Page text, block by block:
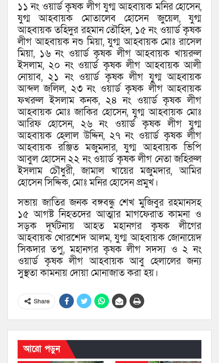
১১ নং ওয়ার্ড কৃষক লীগ যুগ্ম আহবায়ক মনির হোসেন,
যুগ্ম আহবায়ক মোতালেব হোসেন জুয়েল, যুগ্ম
আহবায়ক তহিদুর রহমান তৌহিদ, ১৫ নং ওয়ার্ড কৃষক
লীগ আহবায়ক নশু মিয়া, যুগ্ম আহবায়ক মোঃ রাসেল
মিয়া, ১৬ নং ওয়ার্ড কৃষক লীগ আহবায়ক খায়রুল
ইসলাম, ২০ নং ওয়ার্ড কৃষক লীগ আহবায়ক আলী
নোয়াব, ২১ নং ওয়ার্ড কৃষক লীগ যুগ্ম আহবায়ক
আব্দল জলিল, ২৩ নং ওয়ার্ড কৃষক লীগ আহবায়ক
ফখরুল ইসলাম কনক, ২৪ নং ওয়ার্ড কৃষক লীগ
আহবায়ক মোঃ জাকির হোসেন, যুগ্ম আহবায়ক মোঃ
আরিফ হোসেন, ২৬ নং ওয়ার্ড কৃষক লীগ যুগ্ম
আহবায়ক হেলাল উদ্দিন, ২৭ নং ওয়ার্ড কৃষক লীগ
আহবায়ক রঞ্জিত মজুমদার, যুগ্ম আহবায়ক ভিপি
আবুল হোসেন ২২ নং ওয়ার্ড কৃষক লীগ নেতা জহিরুল
ইসলাম চৌধুরী, জামাল খায়ের মজুমদার, আমির
হোসেন সিদ্দিক, মোঃ মনির হোসেন প্রমুখ।
সভায় জাতির জনক বঙ্গবন্ধু শেখ মুজিবুর রহমানসহ
১৫ আগষ্ট নিহতদের আত্মার মাগফেরাত কামনা ও
সড়ক দূর্ঘটনায় আহত মহানগর কৃষক লীগের
আহবায়ক খোরশেদ আলম, যুগ্ম আহবায়ক জোনায়েদ
সিকদার তপু, মহানগর কৃষক লীগ সদস্য ও ২ নং
ওয়ার্ড কৃষক লীগ আহবায়ক আবু হেলালের জন্য
সুস্থতা কামনায় দোয়া মোনাজাত করা হয়।
Share
আরো পড়ুন